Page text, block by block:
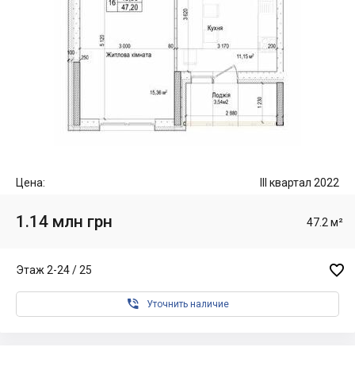
Цена: III квартал 2022
1.14 млн грн 47.2 м²
Этаж 2-24 / 25 
 Уточнить наличие